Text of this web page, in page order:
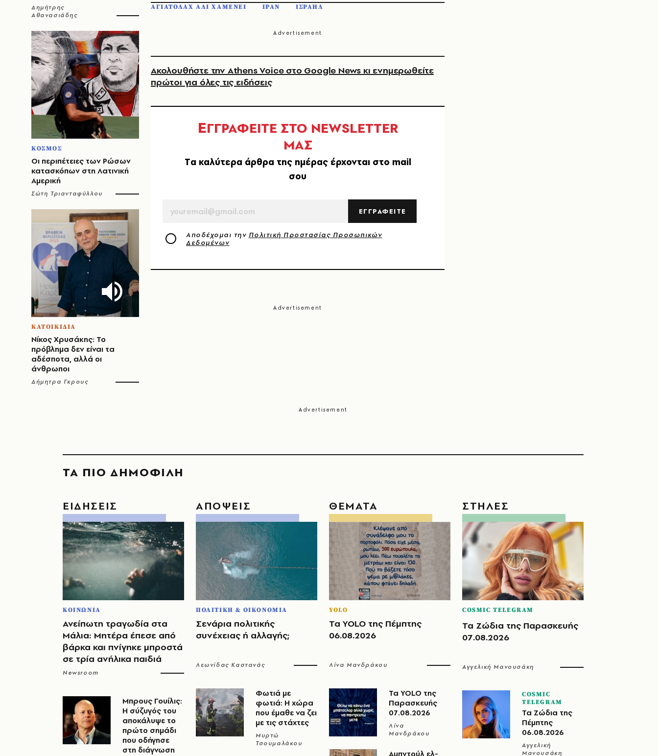
Δημήτρης
Αθανασιάδης
ΚΟΣΜΟΣ
Οι περιπέτειες των Ρώσων
κατασκόπων στη Λατινική
Αμερική
Σώτη Τριανταφύλλου
ΚΑΤΟΙΚΙΔΙΑ
Νίκος Χρυσάκης: Το
πρόβλημα δεν είναι τα
αδέσποτα, αλλά οι
άνθρωποι
Δήμητρα Γκρους
ΑΓΙΑΤΟΛΑΧ AΛΙ ΧΑΜΕΝΕΙ ΙΡΑΝ ΙΣΡΑΗΛ
Ακολουθήστε την Athens Voice στο Google News κι ενημερωθείτε
πρώτοι για όλες τις ειδήσεις
ΕΓΓΡΑΦΕΙΤΕ ΣΤΟ NEWSLETTER
ΜΑΣ
Tα καλύτερα άρθρα της ημέρας έρχονται στο mail
σου
ΕΓΓΡΑΦΕΙΤΕ
Αποδέχομαι την Πολιτική Προστασίας Προσωπικών
Δεδομένων
ΤΑ ΠΙΟ ΔΗΜΟΦΙΛΗ
ΕΙΔΗΣΕΙΣ
ΚΟΙΝΩΝΙΑ
Ανείπωτη τραγωδία στα
Μάλια: Μητέρα έπεσε από
βάρκα και πνίγηκε μπροστά
σε τρία ανήλικα παιδιά
Newsroom
Μπρους Γουίλις:
Η σύζυγός του
αποκάλυψε το
πρώτο σημάδι
που οδήγησε
στη διάγνωση
ΑΠΟΨΕΙΣ
ΠΟΛΙΤΙΚΗ & ΟΙΚΟΝΟΜΙΑ
Σενάρια πολιτικής
συνέχειας ή αλλαγής;
Λεωνίδας Καστανάς
Φωτιά με
φωτιά: Η χώρα
που έμαθε να ζει
με τις στάχτες
Μυρτώ
Τσουμαλάκου
ΘΕΜΑΤΑ
YOLO
Τα YOLO της Πέμπτης
06.08.2026
Λίνα Μανδράκου
Τα YOLO της
Παρασκευής
07.08.2026
Λίνα
Μανδράκου
Αμπντούλ ελ-
ΣΤΗΛΕΣ
COSMIC TELEGRAM
Τα Ζώδια της Παρασκευής
07.08.2026
Αγγελική Μανουσάκη
COSMIC
TELEGRAM
Τα Ζώδια της
Πέμπτης
06.08.2026
Αγγελική
Μανουσάκη